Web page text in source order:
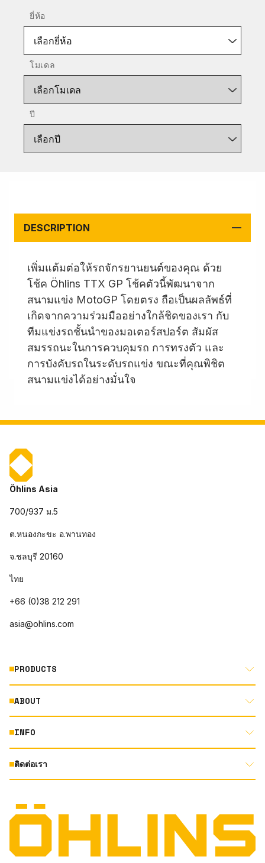
ยี่ห้อ
เลือกยี่ห้อ
โมเดล
เลือกโมเดล
ปี
เลือกปี
DESCRIPTION
เพิ่มแต้มต่อให้รถจักรยานยนต์ของคุณ ด้วย
โช้ค Öhlins TTX GP โช้คตัวนี้พัฒนาจาก
สนามแข่ง MotoGP โดยตรง ถือเป็นผลลัพธ์ที่
เกิดจากความร่วมมืออย่างใกล้ชิดของเรา กับ
ทีมแข่งรถชั้นนำของมอเตอร์สปอร์ต สัมผัส
สมรรถนะในการควบคุมรถ การทรงตัว และ
การบังคับรถในระดับรถแข่ง ขณะที่คุณพิชิต
สนามแข่งได้อย่างมั่นใจ
Öhlins Asia
700/937 ม.5
ต.หนองกะขะ อ.พานทอง
จ.ชลบุรี 20160
ไทย
+66 (0)38 212 291
asia@ohlins.com
PRODUCTS
MOTORCYCLE
AUTOMOTIVE
ABOUT
ABOUT US
RACING
TERMS AND CONDITIONS
PRIVACY STATEMENT
INFO
DOCUMENT LIBRARY
TECHNOLOGY
ORIGINAL EQUIPMENT
ติดต่อเรา
INSTAGRAM
FACEBOOK